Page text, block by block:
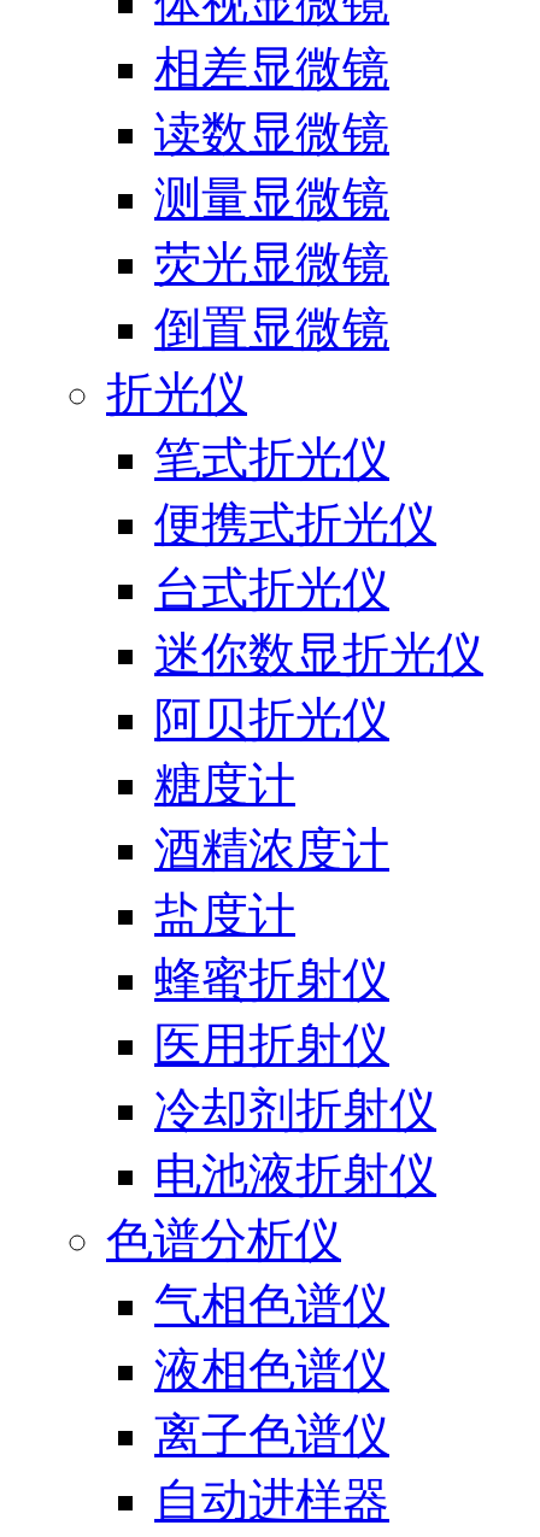
相差显微镜
读数显微镜
测量显微镜
荧光显微镜
倒置显微镜
折光仪
笔式折光仪
便携式折光仪
台式折光仪
迷你数显折光仪
阿贝折光仪
糖度计
酒精浓度计
盐度计
蜂蜜折射仪
医用折射仪
冷却剂折射仪
电池液折射仪
色谱分析仪
气相色谱仪
液相色谱仪
离子色谱仪
自动进样器